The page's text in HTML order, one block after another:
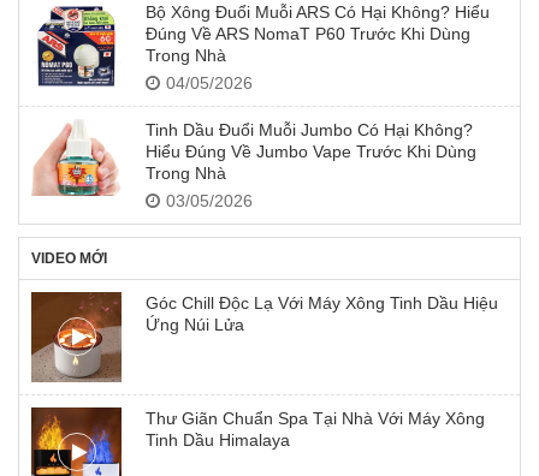
Bộ Xông Đuổi Muỗi ARS Có Hại Không? Hiểu
Đúng Về ARS NomaT P60 Trước Khi Dùng
Trong Nhà
04/05/2026
Tinh Dầu Đuổi Muỗi Jumbo Có Hại Không?
Hiểu Đúng Về Jumbo Vape Trước Khi Dùng
Trong Nhà
03/05/2026
VIDEO MỚI
Góc Chill Độc Lạ Với Máy Xông Tinh Dầu Hiệu
Ứng Núi Lửa
Thư Giãn Chuẩn Spa Tại Nhà Với Máy Xông
Tinh Dầu Himalaya